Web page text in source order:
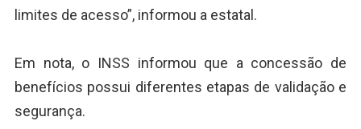
limites de acesso”, informou a estatal.
Em nota, o INSS informou que a concessão de
benefícios possui diferentes etapas de validação e
segurança.